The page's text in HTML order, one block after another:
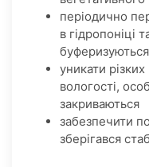
періодично
в гідропоніці
уникати
вологості,
закриваються
забезпечити
зберігався